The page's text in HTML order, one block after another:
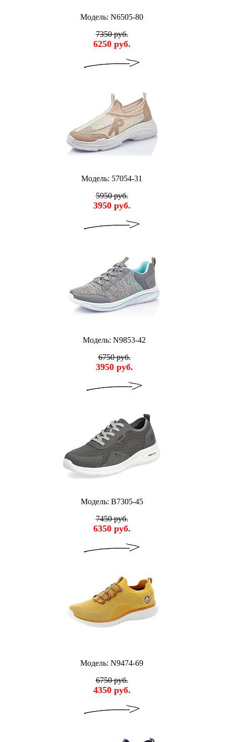
Модель: N6505-80
7350 руб.
6250 руб.
Модель: 57054-31
5950 руб.
3950 руб.
Модель: N9853-42
6750 руб.
3950 руб.
Модель: B7305-45
7450 руб.
6350 руб.
Модель: N9474-69
6750 руб.
4350 руб.